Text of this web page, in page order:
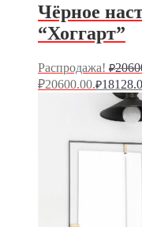
Чёрное
“Хоггарт”
Распродажа! ₽
₽20600.00.₽